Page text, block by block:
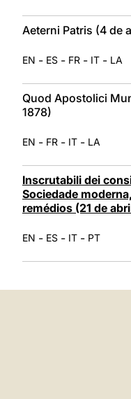
Aeterni Patris (4 de
EN - ES - FR - IT - LA
Quod Apostolici
1878)
EN - FR - IT - LA
Inscrutabili dei
Sociedade
remédios (21 de
EN - ES - IT - PT